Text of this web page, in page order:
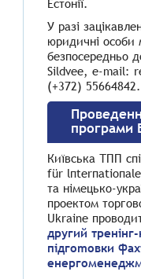
Естонії.
У разі
юридичні особи
безпосередньо
Sildvee, e-mail:
(+372) 55664842.
програми
Київська ТПП
für lпtеrпаtiопаlе
та нiмецько-
проектом
Ukraine
другий тренiнг-
пiдгоmовки